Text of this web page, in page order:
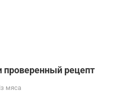
рецепт
мяса